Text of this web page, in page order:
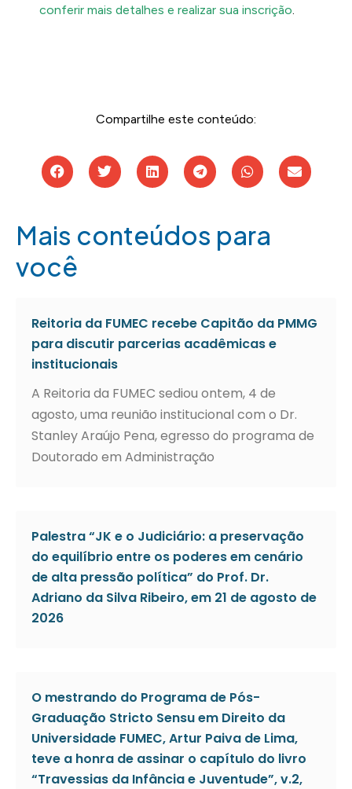
conferir mais detalhes e realizar sua inscrição.
Compartilhe este conteúdo:
Mais conteúdos para
você
Reitoria da FUMEC recebe Capitão da PMMG
para discutir parcerias acadêmicas e
institucionais
A Reitoria da FUMEC sediou ontem, 4 de
agosto, uma reunião institucional com o Dr.
Stanley Araújo Pena, egresso do programa de
Doutorado em Administração
Palestra “JK e o Judiciário: a preservação
do equilíbrio entre os poderes em cenário
de alta pressão política” do Prof. Dr.
Adriano da Silva Ribeiro, em 21 de agosto de
2026
O mestrando do Programa de Pós-
Graduação Stricto Sensu em Direito da
Universidade FUMEC, Artur Paiva de Lima,
teve a honra de assinar o capítulo do livro
“Travessias da Infância e Juventude”, v.2,